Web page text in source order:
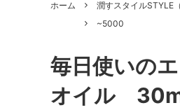
ー）
ホーム 潤すスタイルSTYLE
~5000
毎日使いの
オイル